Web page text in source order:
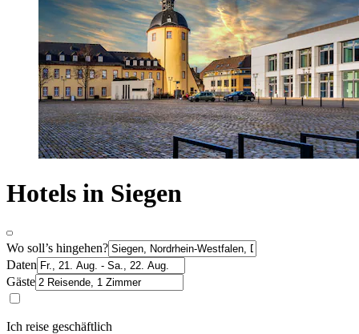
Hotels in Siegen
Wo soll’s hingehen?
Daten
Gäste
Ich reise geschäftlich